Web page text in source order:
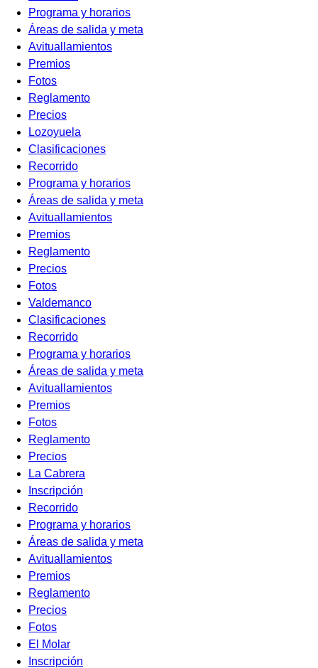
Programa y horarios
Áreas de salida y meta
Avituallamientos
Premios
Fotos
Reglamento
Precios
Lozoyuela
Clasificaciones
Recorrido
Programa y horarios
Áreas de salida y meta
Avituallamientos
Premios
Reglamento
Precios
Fotos
Valdemanco
Clasificaciones
Recorrido
Programa y horarios
Áreas de salida y meta
Avituallamientos
Premios
Fotos
Reglamento
Precios
La Cabrera
Inscripción
Recorrido
Programa y horarios
Áreas de salida y meta
Avituallamientos
Premios
Reglamento
Precios
Fotos
El Molar
Inscripción